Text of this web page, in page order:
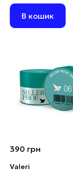
В кошик
390 грн
Valeri